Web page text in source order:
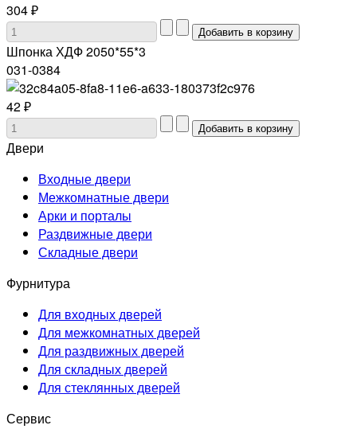
304 ₽
Шпонка ХДФ 2050*55*3
031-0384
42 ₽
Двери
Входные двери
Межкомнатные двери
Арки и порталы
Раздвижные двери
Складные двери
Фурнитура
Для входных дверей
Для межкомнатных дверей
Для раздвижных дверей
Для складных дверей
Для стеклянных дверей
Сервис